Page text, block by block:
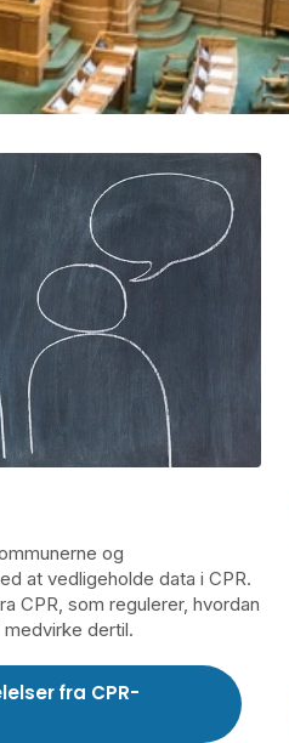
og
at vedligeholde data i CPR.
CPR, som regulerer, hvordan
dertil.
fra CPR-